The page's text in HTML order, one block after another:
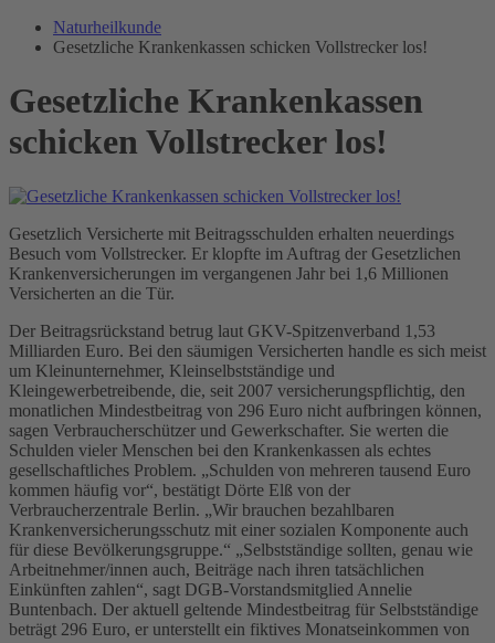
Naturheilkunde
Gesetzliche Krankenkassen schicken Vollstrecker los!
Gesetzliche Krankenkassen
schicken Vollstrecker los!
Gesetzlich Versicherte mit Beitragsschulden erhalten neuerdings
Besuch vom Vollstrecker. Er klopfte im Auftrag der Gesetzlichen
Krankenversicherungen im vergangenen Jahr bei 1,6 Millionen
Versicherten an die Tür.
Der Beitragsrückstand betrug laut GKV-Spitzenverband 1,53
Milliarden Euro. Bei den säumigen Versicherten handle es sich meist
um Kleinunternehmer, Kleinselbstständige und
Kleingewerbetreibende, die, seit 2007 versicherungspflichtig, den
monatlichen Mindestbeitrag von 296 Euro nicht aufbringen können,
sagen Verbraucherschützer und Gewerkschafter. Sie werten die
Schulden vieler Menschen bei den Krankenkassen als echtes
gesellschaftliches Problem. „Schulden von mehreren tausend Euro
kommen häufig vor“, bestätigt Dörte Elß von der
Verbraucherzentrale Berlin. „Wir brauchen bezahlbaren
Krankenversicherungsschutz mit einer sozialen Komponente auch
für diese Bevölkerungsgruppe.“ „Selbstständige sollten, genau wie
Arbeitnehmer/innen auch, Beiträge nach ihren tatsächlichen
Einkünften zahlen“, sagt DGB-Vorstandsmitglied Annelie
Buntenbach. Der aktuell geltende Mindestbeitrag für Selbstständige
beträgt 296 Euro, er unterstellt ein fiktives Monatseinkommen von